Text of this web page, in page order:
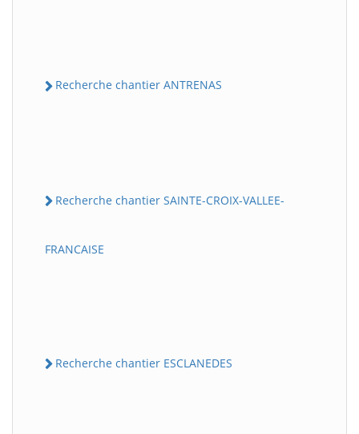
Recherche chantier ANTRENAS
Recherche chantier SAINTE-CROIX-VALLEE-
FRANCAISE
Recherche chantier ESCLANEDES